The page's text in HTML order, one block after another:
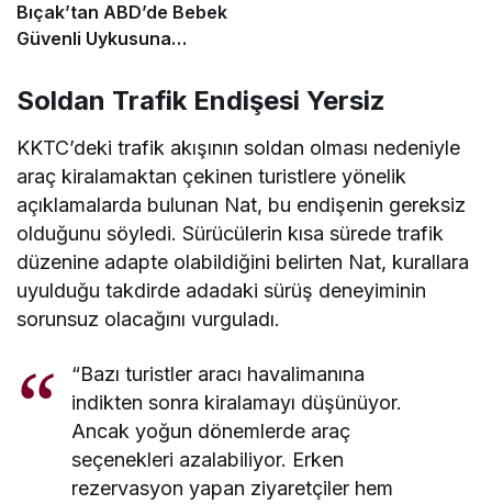
Bıçak’tan ABD’de Bebek
Güvenli Uykusuna
Soldan Trafik Endişesi Yersiz
KKTC’deki trafik akışının soldan olması nedeniyle
araç kiralamaktan çekinen turistlere yönelik
açıklamalarda bulunan Nat, bu endişenin gereksiz
olduğunu söyledi. Sürücülerin kısa sürede trafik
düzenine adapte olabildiğini belirten Nat, kurallara
uyulduğu takdirde adadaki sürüş deneyiminin
sorunsuz olacağını vurguladı.
“Bazı turistler aracı havalimanına
indikten sonra kiralamayı düşünüyor.
Ancak yoğun dönemlerde araç
seçenekleri azalabiliyor. Erken
rezervasyon yapan ziyaretçiler hem